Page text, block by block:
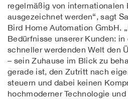
regelmäßig von internationalen
ausgezeichnet werden“, sagt
Bird Home Automation GmbH.
Bedürfnisse unserer Kunden:
schneller werdenden Welt den
– sein Zuhause im Blick zu
gerade ist, den Zutritt nach
steuern und dabei keinen
hochmoderner Technologie